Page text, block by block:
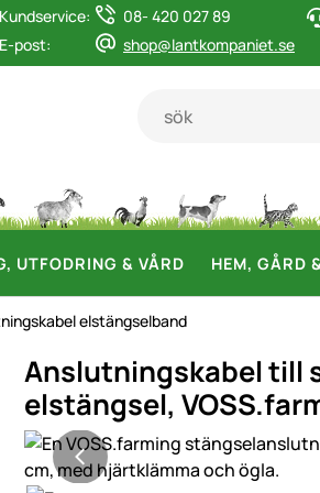
Kundservice:
08- 420 027 89
E-post:
shop@lantkompaniet.se
UTFODRING & VÅRD HEM, GÅRD
elstängselband
Anslutningskabel till
elstängsel,
Produktgaleri